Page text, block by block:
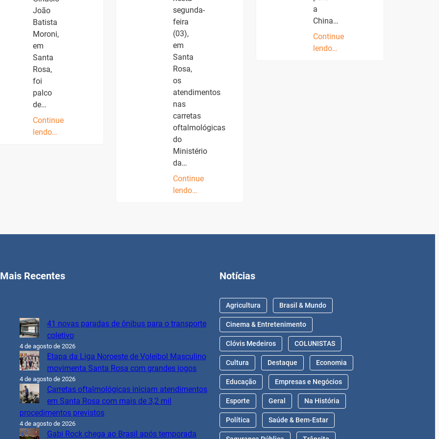
João
Batista
Moroni,
em
Santa
Rosa,
foi
palco
de…
Continue
lendo…
segunda-
feira
(03),
em
Santa
Rosa,
os
atendimentos
nas
carretas
oftalmológicas
do
Ministério
da…
Continue
lendo…
a
China…
Continue
lendo…
Mais Recentes
41 novas paradas de ônibus para o transporte
coletivo
4 de agosto de 2026
Etapa da Liga Noroeste de Voleibol Masculino
movimenta Santa Rosa com grandes jogos
4 de agosto de 2026
Carretas oftalmológicas iniciam atendimentos
em Santa Rosa com mais de 3,2 mil
procedimentos previstos
4 de agosto de 2026
Gabi Rock chega ao Brasil após temporada
Notícias
Agricultura Brasil & Mundo
Cinema & Entretenimento
Clóvis Medeiros COLUNISTAS
Cultura Destaque Economia
Educação Empresas e Negócios
Esporte Geral Na História
Política Saúde & Bem-Estar